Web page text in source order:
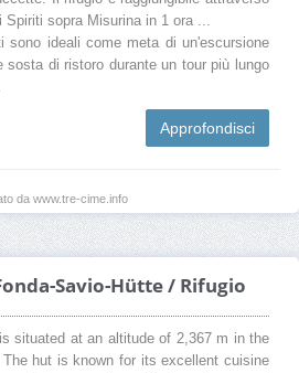
sopra Misurina in 1 ora ...
sono ideali come meta di un'escursione
sosta di ristoro durante un tour più lungo
Approfondisci
da www.tre-cime.info
Savio-Hütte / Rifugio
situated at an altitude of 2,367 m in the
hut is known for its excellent cuisine